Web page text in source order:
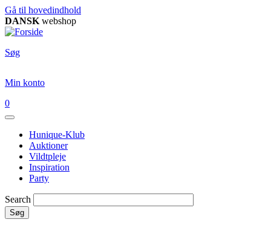
Gå til hovedindhold
DANSK webshop
Søg
Min konto
0
Hunique-Klub
Auktioner
Vildtpleje
Inspiration
Party
Search
Søg